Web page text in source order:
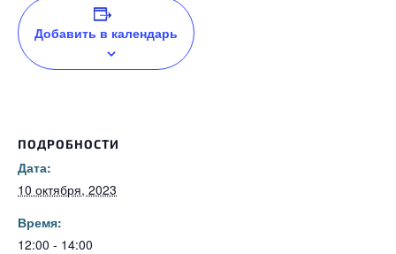
Добавить в календарь
ПОДРОБНОСТИ
Дата:
10 октября, 2023
Время:
12:00 - 14:00